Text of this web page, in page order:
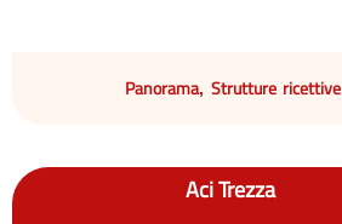
Panorama, Strutture ricettive
Aci Trezza